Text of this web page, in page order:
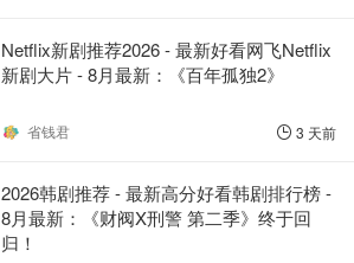
Netflix新剧推荐2026 - 最新好看网飞Netflix
新剧大片 - 8月最新：《​​百年孤独2》
省钱君 3 天前
2026韩剧推荐 - 最新高分好看韩剧排行榜 -
8月最新：《财阀X刑警 第二季》终于回
归！